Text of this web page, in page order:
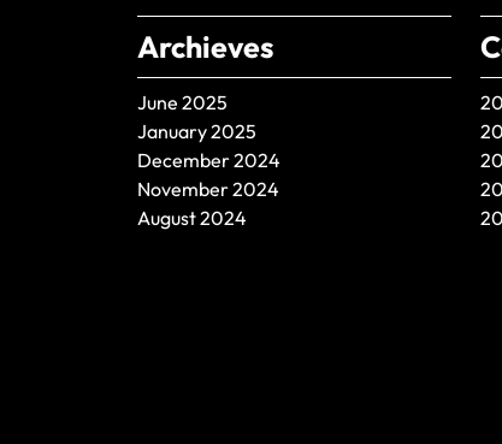
Archieves
June 2025
January 2025
December 2024
November 2024
August 2024